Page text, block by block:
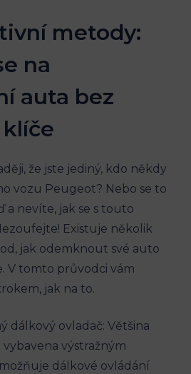
metody:
na
auta bez
že jste jediný, kdo někdy
vozu Peugeot? Nebo se to
a nevíte, jak se s touto
Existuje několik
jak odemknout své auto
V tomto průvodci vám
jak na to.
dálkový ovladač: Většina
výstražným
dálkové ovládání